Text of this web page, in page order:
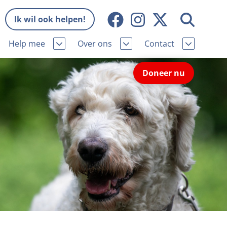
Ik wil ook helpen!
Help mee Over ons
Missie en visie
Wat wij doen
Onze organisatie
Samenwerking
Bekende vrienden
Vacatures
Donateursmagazine Hond
Contact
Contactgegevens
Pers
Nieuws
Veelgestelde vragen
Melding hondenleed
Nieuwsbrief
Incassodata
Doneer nu